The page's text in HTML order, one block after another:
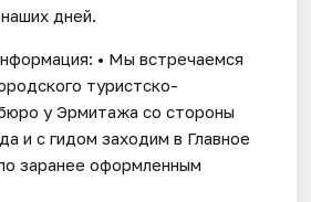
дней.
• Мы встречаемся
туристско-
у Эрмитажа со стороны
и с гидом заходим в Главное
заранее оформленным